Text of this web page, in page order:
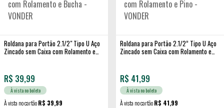
Roldana para Portão 2.1/2" Tipo U Aço
Zincado sem Caixa com Rolamento e
R$ 39,99
À vista no boleto
À vista no cartãoR$ 39,99
Roldana para Portão 2.1/2” Tipo U Aço
Zincado sem Caixa com Rolamento e
R$ 41,99
À vista no boleto
À vista no cartãoR$ 41,99